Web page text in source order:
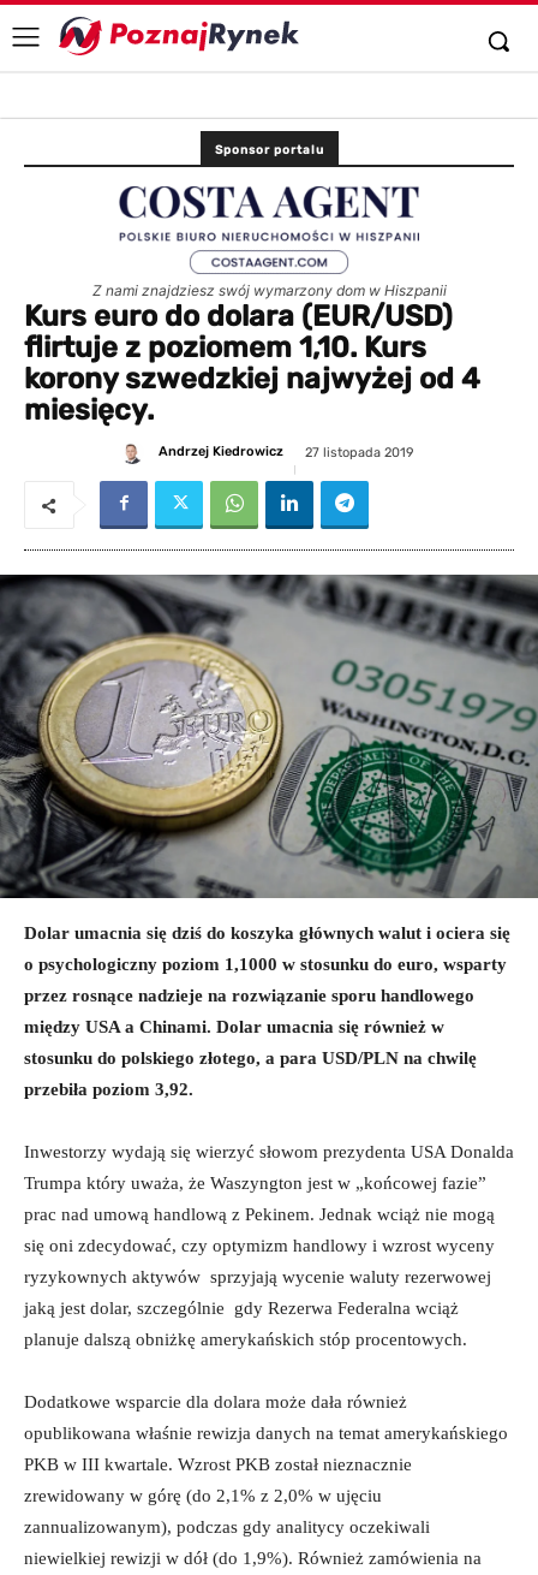
Sponsor portalu
Z nami znajdziesz swój wymarzony dom w Hiszpanii
Kurs euro do dolara (EUR/USD)
flirtuje z poziomem 1,10. Kurs
korony szwedzkiej najwyżej od 4
miesięcy.
Andrzej Kiedrowicz 27 listopada 2019
Dolar umacnia się dziś do koszyka głównych walut i ociera się
o psychologiczny poziom 1,1000 w stosunku do euro, wsparty
przez rosnące nadzieje na rozwiązanie sporu handlowego
między USA a Chinami. Dolar umacnia się również w
stosunku do polskiego złotego, a para USD/PLN na chwilę
przebiła poziom 3,92.
Inwestorzy wydają się wierzyć słowom prezydenta USA Donalda
Trumpa który uważa, że Waszyngton jest w „końcowej fazie”
prac nad umową handlową z Pekinem. Jednak wciąż nie mogą
się oni zdecydować, czy optymizm handlowy i wzrost wyceny
ryzykownych aktywów sprzyjają wycenie waluty rezerwowej
jaką jest dolar, szczególnie gdy Rezerwa Federalna wciąż
planuje dalszą obniżkę amerykańskich stóp procentowych.
Dodatkowe wsparcie dla dolara może dała również
opublikowana właśnie rewizja danych na temat amerykańskiego
PKB w III kwartale. Wzrost PKB został nieznacznie
zrewidowany w górę (do 2,1% z 2,0% w ujęciu
zannualizowanym), podczas gdy analitycy oczekiwali
niewielkiej rewizji w dół (do 1,9%). Również zamówienia na